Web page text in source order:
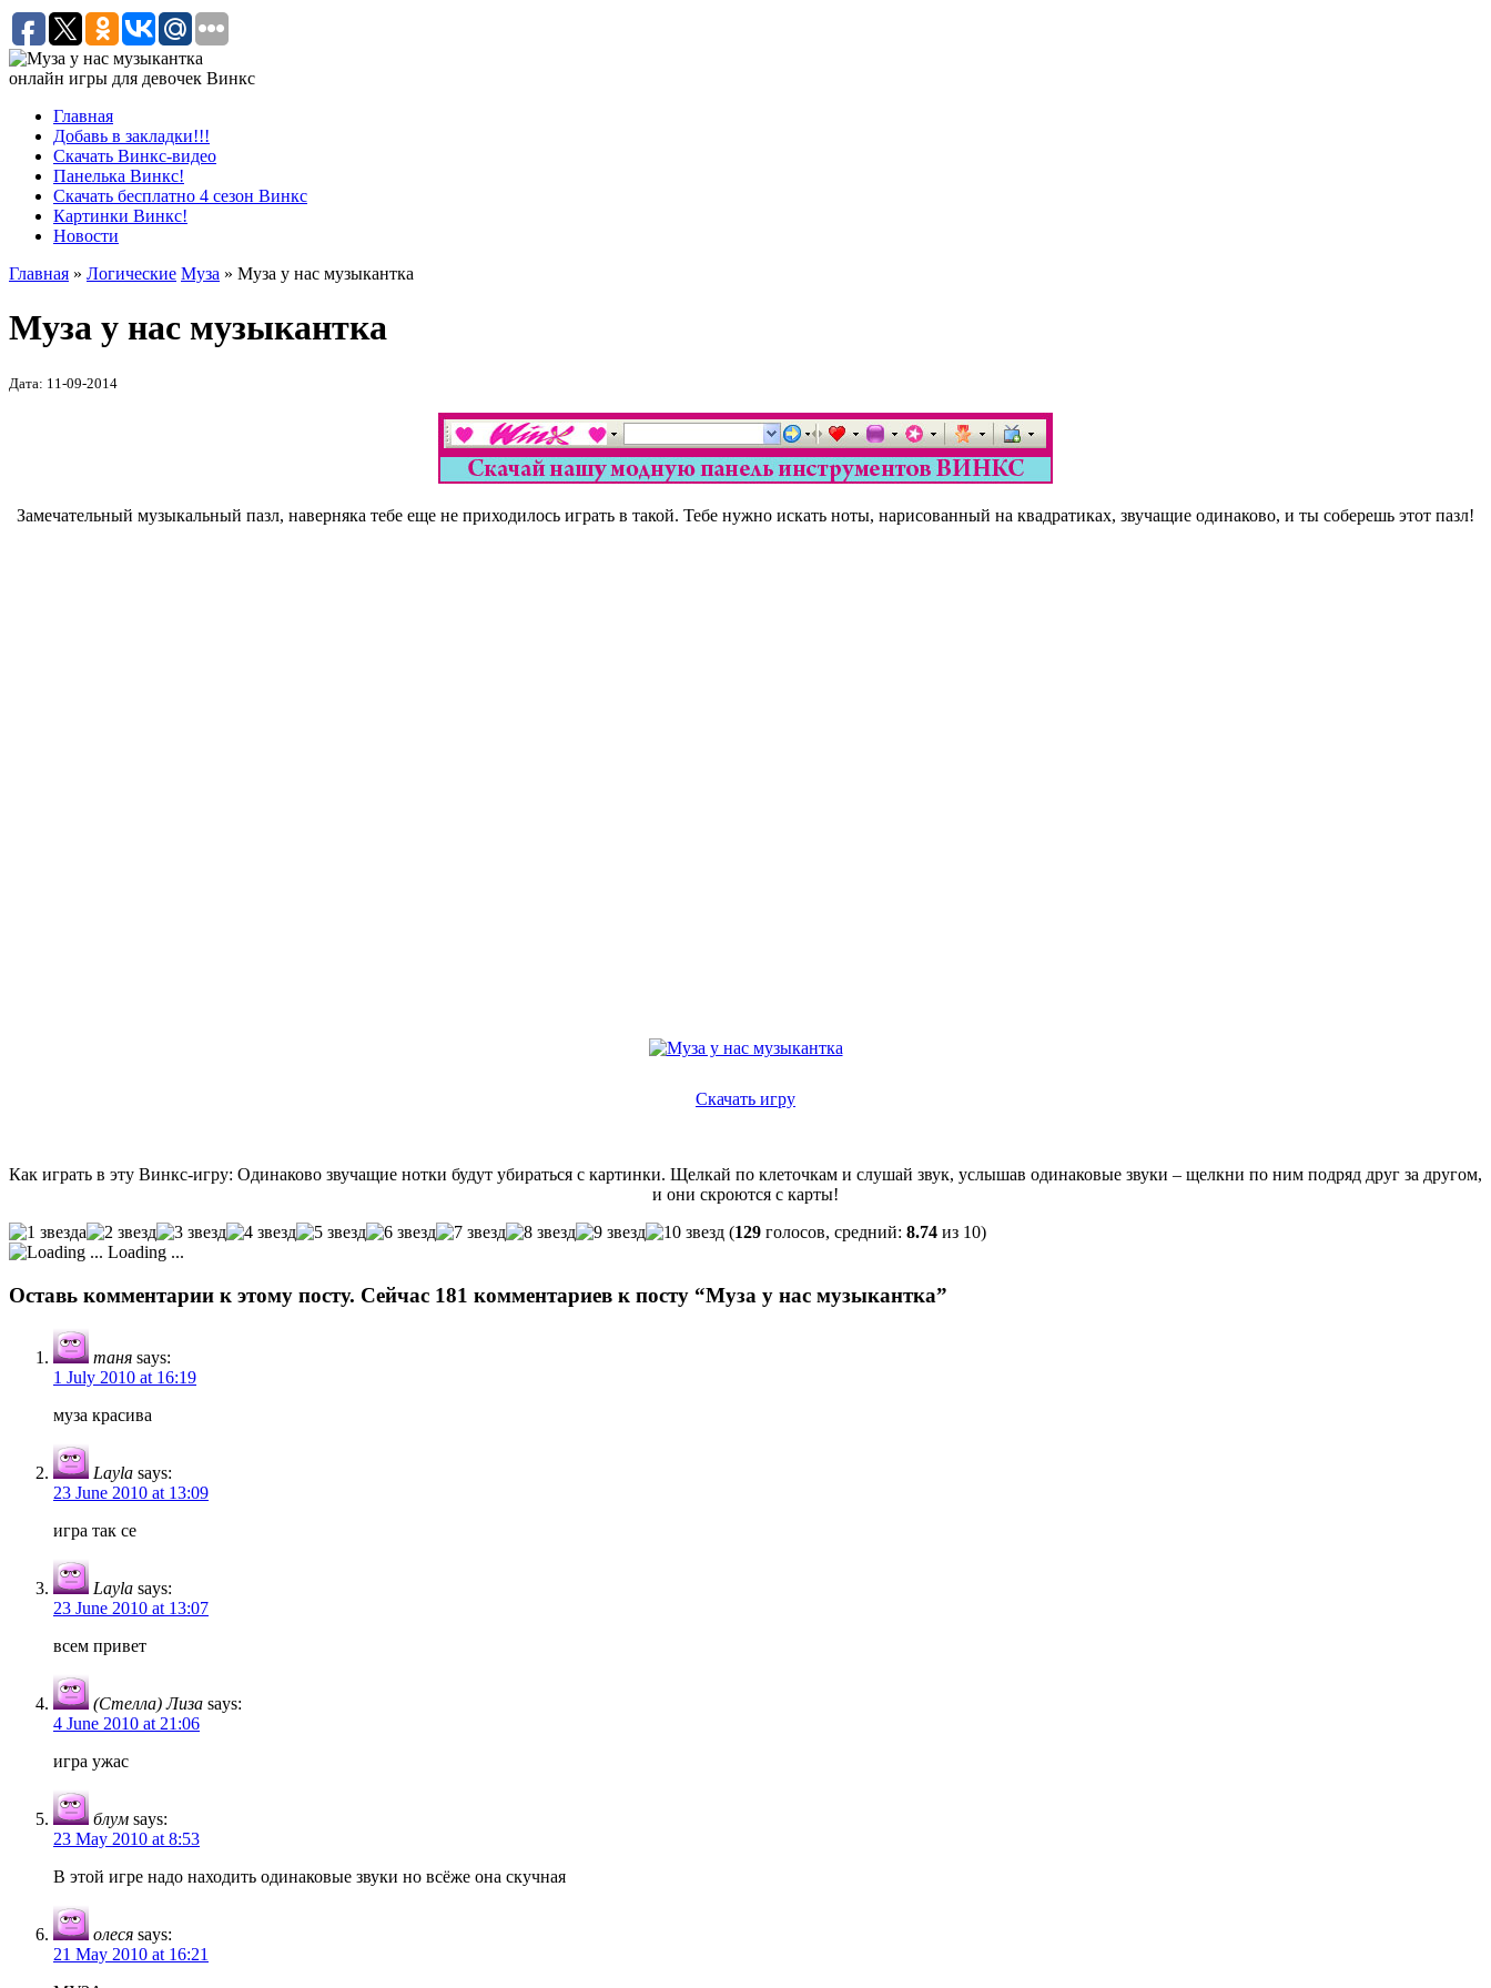
онлайн игры для девочек Винкс
Главная
Добавь в закладки!!!
Скачать Винкс-видео
Панелька Винкс!
Скачать бесплатно 4 сезон Винкс
Картинки Винкс!
Новости
Главная » Логические Муза » Муза у нас музыкантка
Муза у нас музыкантка
Дата: 11-09-2014
Замечательный музыкальный пазл, наверняка тебе еще не приходилось играть в такой. Тебе нужно искать ноты, нарисованный на квадратиках, звучащие одинаково, и ты соберешь этот пазл!
Скачать игру
Как играть в эту Винкс-игру: Одинаково звучащие нотки будут убираться с картинки. Щелкай по клеточкам и слушай звук, услышав одинаковые звуки – щелкни по ним подряд друг за другом,
и они скроются с карты!
(129 голосов, средний: 8.74 из 10)
Loading ...
Оставь комментарии к этому посту. Сейчас 181 комментариев к посту “Муза у нас музыкантка”
таня says:
1 July 2010 at 16:19
муза красива
Layla says:
23 June 2010 at 13:09
игра так се
Layla says:
23 June 2010 at 13:07
всем привет
(Стелла) Лиза says:
4 June 2010 at 21:06
игра ужас
блум says:
23 May 2010 at 8:53
В этой игре надо находить одинаковые звуки но всёже она скучная
олеся says:
21 May 2010 at 16:21